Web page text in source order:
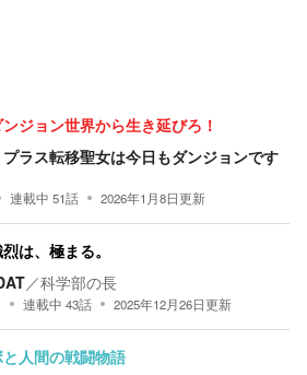
ンジョン世界から生き延びろ！
ラス転移聖女は今日もダンジョンです
連載中 51話 2026年1月8日更新
は、極まる。
／科学部の長
連載中 43話 2025年12月26日更新
人間の戦闘物語